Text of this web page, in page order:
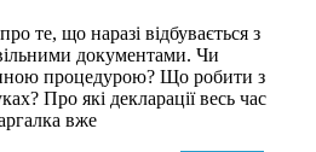
те, що наразі відбувається з
документами. Чи
процедурою? Що робити з
Про які декларації весь час
вже